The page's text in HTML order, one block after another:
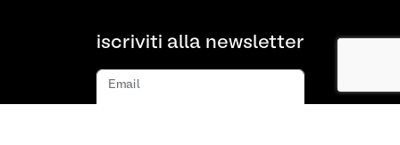
iscriviti alla newsletter
Email